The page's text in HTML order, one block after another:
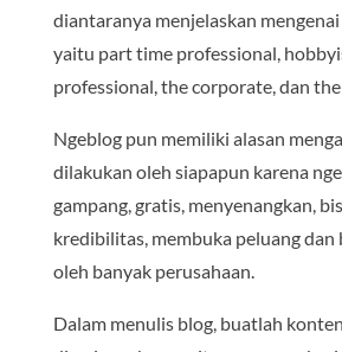
diantaranya menjelaskan
yaitu part time professional,
professional, the corporate, dan
Ngeblog pun memiliki alasan
dilakukan oleh siapapun karena
gampang, gratis, menyenangkan,
kredibilitas, membuka peluang dan
oleh banyak perusahaan.
Dalam menulis blog, buatlah